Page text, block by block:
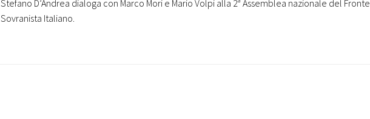
Stefano D’Andrea dialoga con Marco Mori e Mario Volpi alla 2ª Assemblea nazionale del Fronte
Sovranista Italiano.